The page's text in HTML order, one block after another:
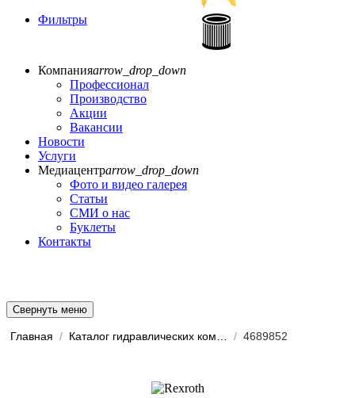
Фильтры
Компанияarrow_drop_down
Профессионал
Производство
Акции
Вакансии
Новости
Услуги
Медиацентрarrow_drop_down
Фото и видео галерея
Статьи
СМИ о нас
Буклеты
Контакты
Свернуть меню
Главная / / 4689852